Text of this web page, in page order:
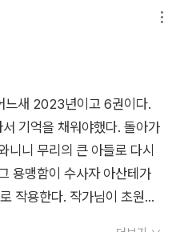
느새 2023년이고 6권이다.
기억을 채워야했다. 돌아가
니니 무리의 큰 아들로 다시
용맹함이 수사자 아산테가
작용한다. 작가님이 초원을